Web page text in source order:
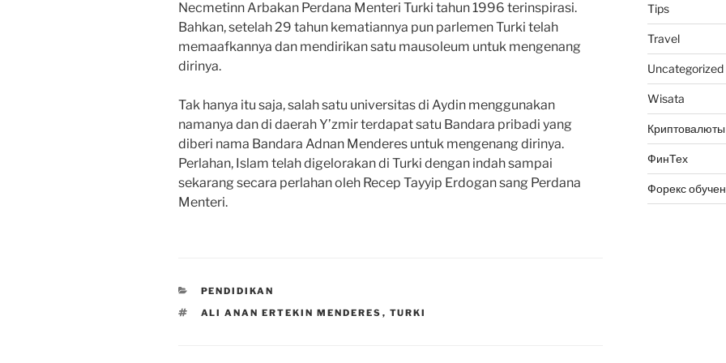
Necmetinn Arbakan Perdana Menteri Turki tahun 1996 terinspirasi.
Bahkan, setelah 29 tahun kematiannya pun parlemen Turki telah
memaafkannya dan mendirikan satu mausoleum untuk mengenang
dirinya.
Tak hanya itu saja, salah satu universitas di Aydin menggunakan
namanya dan di daerah Y’zmir terdapat satu Bandara pribadi yang
diberi nama Bandara Adnan Menderes untuk mengenang dirinya.
Perlahan, Islam telah digelorakan di Turki dengan indah sampai
sekarang secara perlahan oleh Recep Tayyip Erdogan sang Perdana
Menteri.
CATEGORIES
PENDIDIKAN
TAGS
ALI ANAN ERTEKIN MENDERES , TURKI
Tips
Travel
Uncategorized
Wisata
Криптовалюты
ФинТех
Форекс